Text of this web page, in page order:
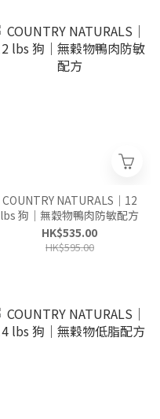
COUNTRY NATURALS｜12
lbs 狗｜無穀物鴨肉防敏配方
HK$535.00
HK$595.00